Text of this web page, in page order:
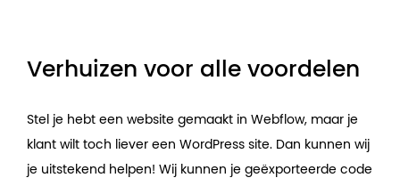
Verhuizen voor alle voordelen
Stel je hebt een website gemaakt in Webflow, maar je
klant wilt toch liever een WordPress site. Dan kunnen wij
je uitstekend helpen! Wij kunnen je geëxporteerde code